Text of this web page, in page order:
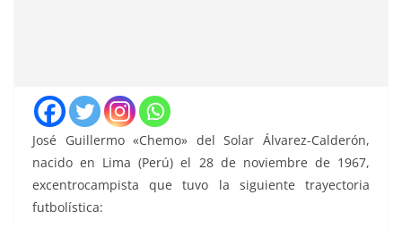
José Guillermo «Chemo» del Solar Álvarez-Calderón,
nacido en Lima (Perú) el 28 de noviembre de 1967,
excentrocampista que tuvo la siguiente trayectoria
futbolística: